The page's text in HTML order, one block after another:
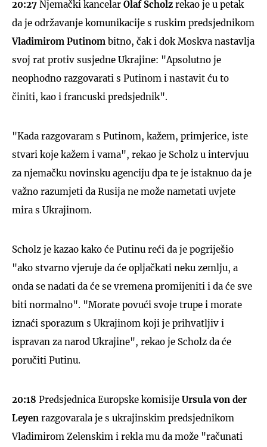
20:27 Njemački kancelar Olaf Scholz rekao je u petak
da je održavanje komunikacije s ruskim predsjednikom
Vladimirom Putinom bitno, čak i dok Moskva nastavlja
svoj rat protiv susjedne Ukrajine: "Apsolutno je
neophodno razgovarati s Putinom i nastavit ću to
činiti, kao i francuski predsjednik".
"Kada razgovaram s Putinom, kažem, primjerice, iste
stvari koje kažem i vama", rekao je Scholz u intervjuu
za njemačku novinsku agenciju dpa te je istaknuo da je
važno razumjeti da Rusija ne može nametati uvjete
mira s Ukrajinom.
Scholz je kazao kako će Putinu reći da je pogriješio
"ako stvarno vjeruje da će opljačkati neku zemlju, a
onda se nadati da će se vremena promijeniti i da će sve
biti normalno". "Morate povući svoje trupe i morate
iznaći sporazum s Ukrajinom koji je prihvatljiv i
ispravan za narod Ukrajine", rekao je Scholz da će
poručiti Putinu.
20:18 Predsjednica Europske komisije Ursula von der
Leyen razgovarala je s ukrajinskim predsjednikom
Vladimirom Zelenskim i rekla mu da može "računati